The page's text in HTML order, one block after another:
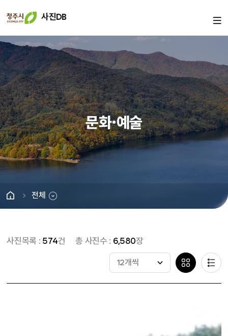
사진DB
문화·예술
전체
사진목록 : 574건 총 사진수 : 6,580장
12개씩